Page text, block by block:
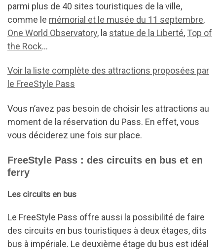
parmi plus de 40 sites touristiques de la ville,
comme le mémorial et le musée du 11 septembre,
One World Observatory, la statue de la Liberté, Top of
the Rock…
Voir la liste complète des attractions proposées par
le FreeStyle Pass
Vous n’avez pas besoin de choisir les attractions au
moment de la réservation du Pass. En effet, vous
vous déciderez une fois sur place.
FreeStyle Pass : des circuits en bus et en
ferry
Les circuits en bus
Le FreeStyle Pass offre aussi la possibilité de faire
des circuits en bus touristiques à deux étages, dits
bus à impériale. Le deuxième étage du bus est idéal